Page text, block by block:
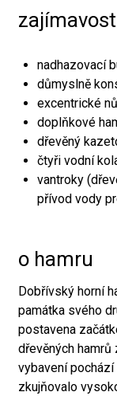
nadhazovací
důmyslně
excentrické
doplňkové
dřevěný
čtyři vodní
vantroky
přívod vody
o hamru
Dobřívský horní
památka svého
postavena
dřevěných
vybavení
zkujňovalo